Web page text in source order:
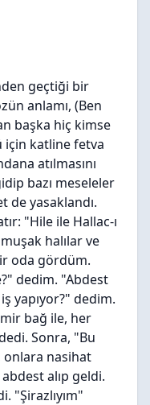
geçtiği bir
anlamı, (Ben
başka hiç kimse
için katline fetva
atılmasını
bazı meseleler
de yasaklandı.
"Hile ile Hallac-ı
halılar ve
oda gördüm.
dedim. "Abdest
yapıyor?" dedim.
bağ ile, her
Sonra, "Bu
onlara nasihat
alıp geldi.
"Şirazlıyım"